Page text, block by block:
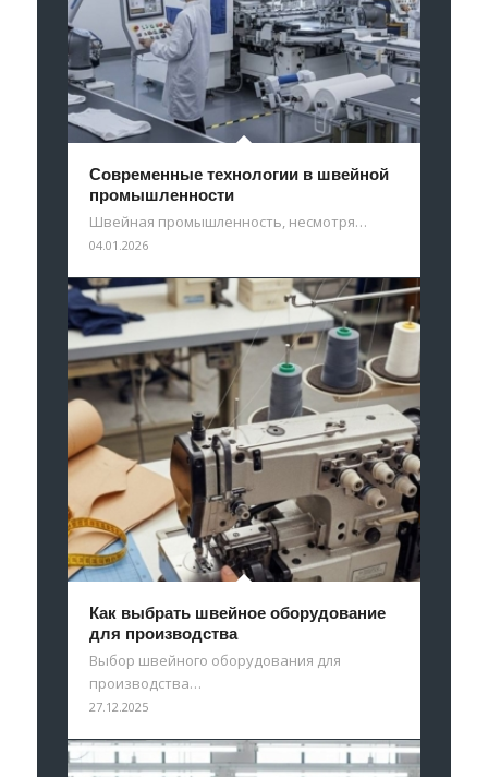
Современные технологии в швейной
промышленности
Швейная промышленность, несмотря…
04.01.2026
Как выбрать швейное оборудование
для производства
Выбор швейного оборудования для
производства…
27.12.2025